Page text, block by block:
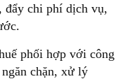
đẩy chi phí dịch vụ,
phối hợp với công
chặn, xử lý